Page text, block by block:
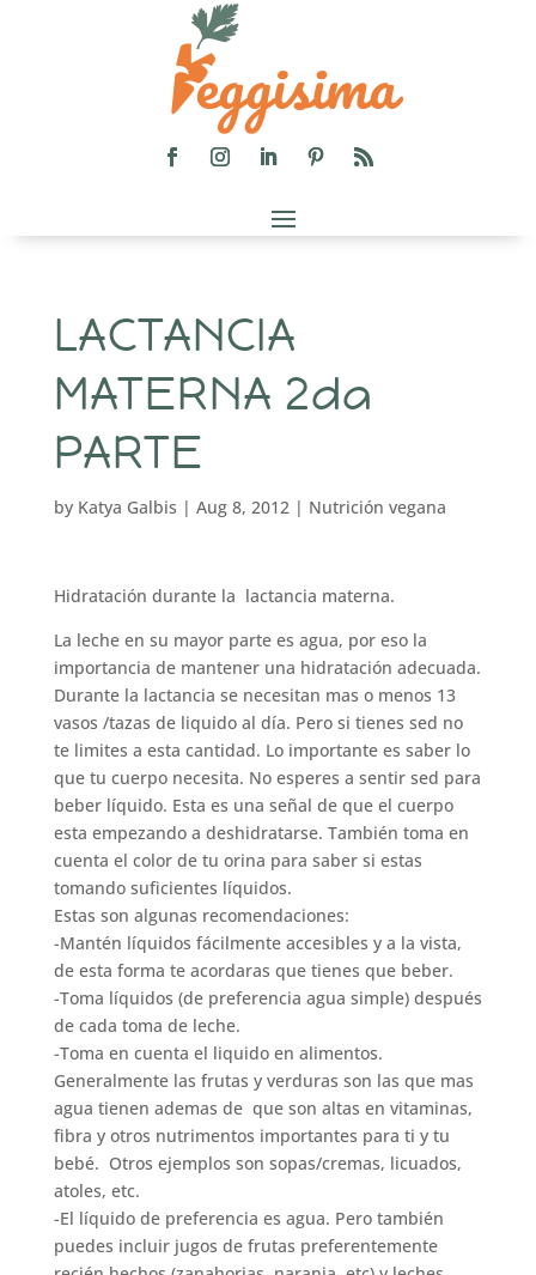
LACTANCIA
MATERNA 2da
PARTE
by Katya Galbis | Aug 8, 2012| Nutrición vegana
Hidratación durante la lactancia materna.
La leche en su mayor parte es agua, por eso la
importancia de mantener una hidratación adecuada.
Durante la lactancia se necesitan mas o menos 13
vasos /tazas de liquido al día. Pero si tienes sed no
te limites a esta cantidad. Lo importante es saber lo
que tu cuerpo necesita. No esperes a sentir sed para
beber líquido. Esta es una señal de que el cuerpo
esta empezando a deshidratarse. También toma en
cuenta el color de tu orina para saber si estas
tomando suficientes líquidos.
Estas son algunas recomendaciones:
-Mantén líquidos fácilmente accesibles y a la vista,
de esta forma te acordaras que tienes que beber.
-Toma líquidos (de preferencia agua simple) después
de cada toma de leche.
-Toma en cuenta el liquido en alimentos.
Generalmente las frutas y verduras son las que mas
agua tienen ademas de que son altas en vitaminas,
fibra y otros nutrimentos importantes para ti y tu
bebé. Otros ejemplos son sopas/cremas, licuados,
atoles, etc.
-El líquido de preferencia es agua. Pero también
puedes incluir jugos de frutas preferentemente